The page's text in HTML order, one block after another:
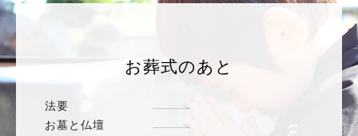
お葬式のあと
法要
お墓と仏壇